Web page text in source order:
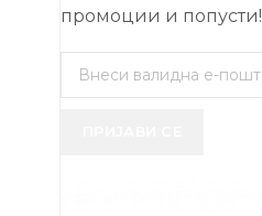
промоции и попусти!